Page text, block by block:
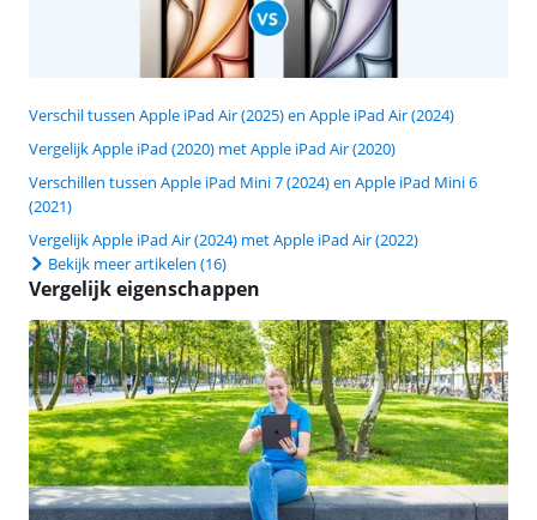
Verschil tussen Apple iPad Air (2025) en Apple iPad Air (2024)
Vergelijk Apple iPad (2020) met Apple iPad Air (2020)
Verschillen tussen Apple iPad Mini 7 (2024) en Apple iPad Mini 6
(2021)
Vergelijk Apple iPad Air (2024) met Apple iPad Air (2022)
Bekijk meer artikelen (16)
Vergelijk eigenschappen